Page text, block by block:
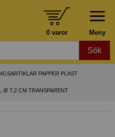
Meny
0 varor
Sök
PAPPER PLAST
Ø 7,2 CM TRANSPARENT